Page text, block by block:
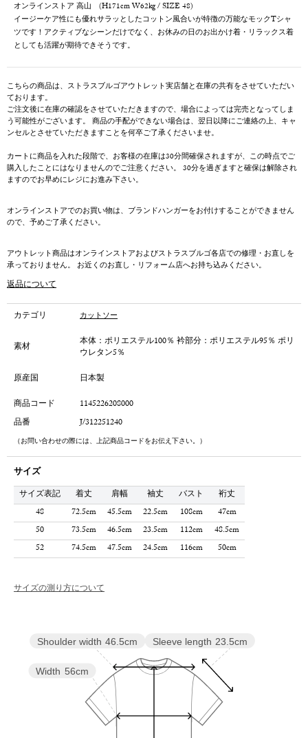
オンラインストア 高山 (H171cm W62kg / SIZE 48)
イージーケア性にも優れサラッとしたコットン風合いが特徴の万能なモックTシャ
ツです！アクティブなシーンだけでなく、お休みの日のお出かけ着・リラックス着
としても活躍が期待できそうです。
こちらの商品は、ストラスブルゴアウトレット実店舗と在庫の共有をさせていただい
ております。
ご注文後に在庫の確認をさせていただきますので、場合によっては完売となってしま
う可能性がございます。 商品の手配ができない場合は、翌日以降にご連絡の上、キャ
ンセルとさせていただきますことを何卒ご了承くださいませ。
カートに商品を入れた段階で、お客様の在庫は30分間確保されますが、この時点でご
購入したことにはなりませんのでご注意ください。 30分を過ぎますと確保は解除され
ますのでお早めにレジにお進み下さい。
オンラインストアでのお買い物は、ブランドハンガーをお付けすることができません
ので、予めご了承ください。
アウトレット商品はオンラインストアおよびストラスブルゴ各店での修理・お直しを
承っておりません。 お近くのお直し・リフォーム店へお持ち込みください。
返品について
カテゴリ カットソー
素材
本体：ポリエステル100％ 衿部分：ポリエステル95％ ポリ
ウレタン5％
原産国
日本製
商品コード
1145226208000
品番
J/312251240
（お問い合わせの際には、上記商品コードをお伝え下さい。）
サイズ
サイズ表記 着丈 肩幅 袖丈 バスト
裄丈
48
72.5cm 45.5cm 22.5cm 108cm
47cm
50
73.5cm 46.5cm 23.5cm 112cm
48.5cm
52
74.5cm 47.5cm 24.5cm 116cm 50cm
サイズの測り方について
Sleeve length 23.5cm
Width 56cm
Shoulder width 46.5cm